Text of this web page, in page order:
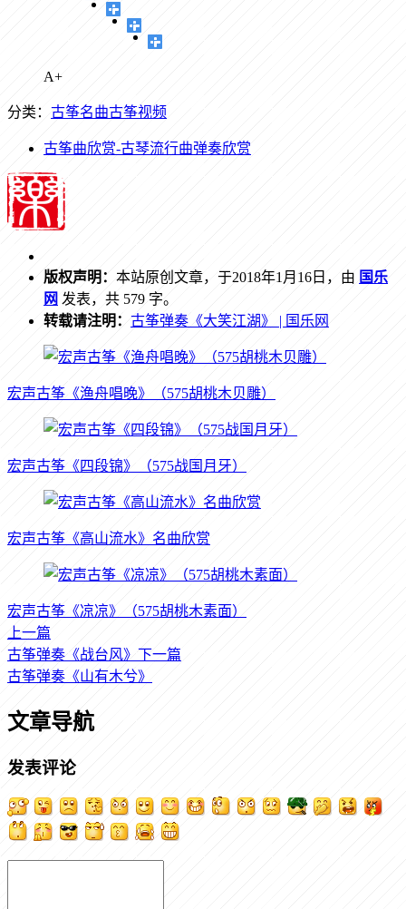
A+
分类： 古筝名曲古筝视频
古筝曲欣赏-古琴流行曲弹奏欣赏
版权声明： 本站原创文章，于2018年1月16日，由 国乐
网 发表，共 579 字。
转载请注明： 古筝弹奏《大笑江湖》 | 国乐网
宏声古筝《渔舟唱晚》（575胡桃木贝雕）
宏声古筝《四段锦》（575战国月牙）
宏声古筝《高山流水》名曲欣赏
宏声古筝《凉凉》（575胡桃木素面）
上一篇
古筝弹奏《战台风》 下一篇
古筝弹奏《山有木兮》
文章导航
发表评论